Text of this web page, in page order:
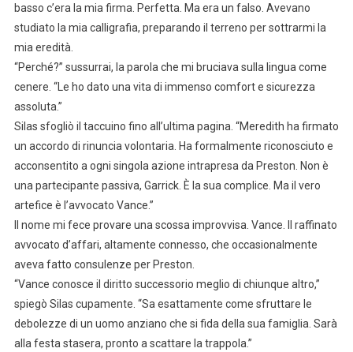
basso c’era la mia firma. Perfetta. Ma era un falso. Avevano
studiato la mia calligrafia, preparando il terreno per sottrarmi la
mia eredità.
“Perché?” sussurrai, la parola che mi bruciava sulla lingua come
cenere. “Le ho dato una vita di immenso comfort e sicurezza
assoluta.”
Silas sfogliò il taccuino fino all’ultima pagina. “Meredith ha firmato
un accordo di rinuncia volontaria. Ha formalmente riconosciuto e
acconsentito a ogni singola azione intrapresa da Preston. Non è
una partecipante passiva, Garrick. È la sua complice. Ma il vero
artefice è l’avvocato Vance.”
Il nome mi fece provare una scossa improvvisa. Vance. Il raffinato
avvocato d’affari, altamente connesso, che occasionalmente
aveva fatto consulenze per Preston.
“Vance conosce il diritto successorio meglio di chiunque altro,”
spiegò Silas cupamente. “Sa esattamente come sfruttare le
debolezze di un uomo anziano che si fida della sua famiglia. Sarà
alla festa stasera, pronto a scattare la trappola.”